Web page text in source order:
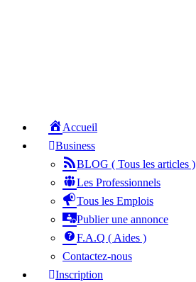
Accueil
Business
BLOG ( Tous les articles )
Les Professionnels
Tous les Emplois
Publier une annonce
F.A.Q ( Aides )
Contactez-nous
Inscription